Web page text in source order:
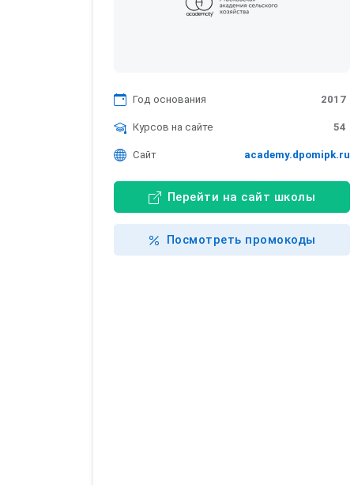
Год основания 2017
Курсов на сайте 54
Сайт academy.dpomipk.ru
Перейти на сайт школы
Посмотреть промокоды